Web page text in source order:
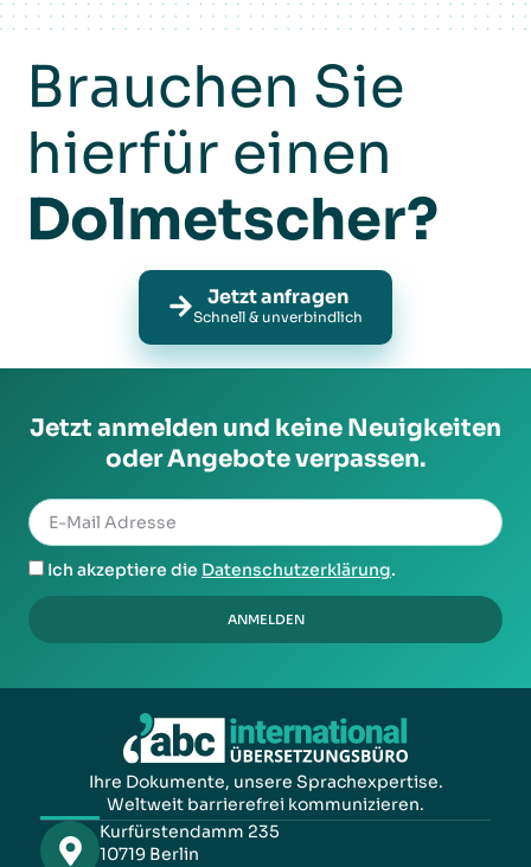
Brauchen Sie
hierfür einen
Dolmetscher?
Jetzt anfragen
Schnell & unverbindlich
Jetzt anmelden und keine Neuigkeiten
oder Angebote verpassen.
Ich akzeptiere die Datenschutzerklärung.
ANMELDEN
Ihre Dokumente, unsere Sprachexpertise.
Weltweit barrierefrei kommunizieren.
Kurfürstendamm 235
10719 Berlin